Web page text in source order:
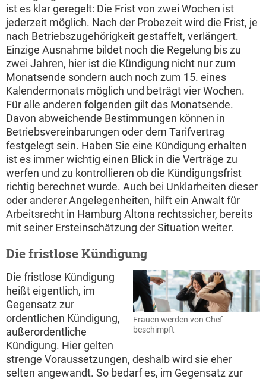
ist es klar geregelt: Die Frist von zwei Wochen ist
jederzeit möglich. Nach der Probezeit wird die Frist, je
nach Betriebszugehörigkeit gestaffelt, verlängert.
Einzige Ausnahme bildet noch die Regelung bis zu
zwei Jahren, hier ist die Kündigung nicht nur zum
Monatsende sondern auch noch zum 15. eines
Kalendermonats möglich und beträgt vier Wochen.
Für alle anderen folgenden gilt das Monatsende.
Davon abweichende Bestimmungen können in
Betriebsvereinbarungen oder dem Tarifvertrag
festgelegt sein. Haben Sie eine Kündigung erhalten
ist es immer wichtig einen Blick in die Verträge zu
werfen und zu kontrollieren ob die Kündigungsfrist
richtig berechnet wurde. Auch bei Unklarheiten dieser
oder anderer Angelegenheiten, hilft ein Anwalt für
Arbeitsrecht in Hamburg Altona rechtssicher, bereits
mit seiner Ersteinschätzung der Situation weiter.
Die fristlose Kündigung
Frauen werden von Chef
beschimpft
Die fristlose Kündigung
heißt eigentlich, im
Gegensatz zur
ordentlichen Kündigung,
außerordentliche
Kündigung. Hier gelten
strenge Voraussetzungen, deshalb wird sie eher
selten angewandt. So bedarf es, im Gegensatz zur